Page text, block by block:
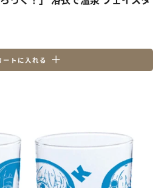
ートに入れる